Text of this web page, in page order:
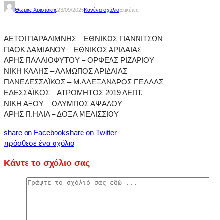
Θωμάς Χριστάκης23/09/2025Κανένα σχόλιοΕτικέτες
ΑΕΤΟΙ ΠΑΡΑΛΙΜΝΗΣ – ΕΘΝΙΚΟΣ ΓΙΑΝΝΙΤΣΩΝ
ΠΑΟΚ ΔΑΜΙΑΝΟΥ – ΕΘΝΙΚΟΣ ΑΡΙΔΑΙΑΣ
ΑΡΗΣ ΠΑΛΑΙΟΦΥΤΟΥ – ΟΡΦΕΑΣ ΡΙΖΑΡΙΟΥ
ΝΙΚΗ ΚΑΛΗΣ – ΑΛΜΩΠΟΣ ΑΡΙΔΑΙΑΣ
ΠΑΝΕΔΕΣΣΑΪΚΟΣ – Μ.ΑΛΕΞΑΝΔΡΟΣ ΠΕΛΛΑΣ
ΕΔΕΣΣΑΪΚΟΣ – ΑΤΡΟΜΗΤΟΣ 2019 ΛΕΠΤ.
ΝΙΚΗ ΑΞΟΥ – ΟΛΥΜΠΟΣ ΑΨΑΛΟΥ
ΑΡΗΣ Π.ΗΛΙΑ – ΔΟΞΑ ΜΕΛΙΣΣΙΟΥ
share on Facebookshare on Twitter
πρόσθεσε ένα σχόλιο
Κάντε το σχόλιο σας